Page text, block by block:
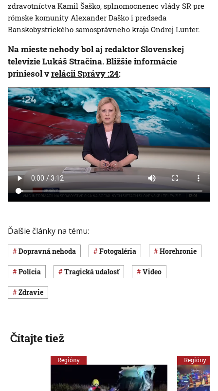
zdravotníctva Kamil Šaško, splnomocnenec vlády SR pre
rómske komunity Alexander Daško i predseda
Banskobystrického samosprávneho kraja Ondrej Lunter.
Na mieste nehody bol aj redaktor Slovenskej
televízie Lukáš Stračina. Bližšie informácie
priniesol vrelácii Správy :24:
Ďalšie články na tému:
dopravná nehoda Fotogaléria Horehronie
polícia Tragická udalosť Video
Zdravie
Čítajte tiež
Regióny Regióny